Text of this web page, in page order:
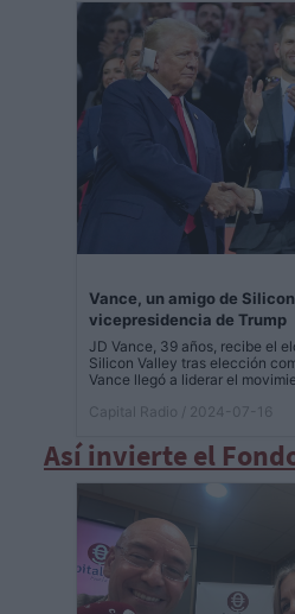
Vance, un amigo de
vicepresidencia de Trump
JD Vance, 39 años, recibe el
Silicon Valley tras elección
Vance llegó a liderar el
Capital Radio
/ 2024-07-16
Así invierte el